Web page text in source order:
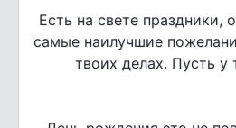
Есть на свете праздники,
самые наилучшие
твоих делах. Пусть у